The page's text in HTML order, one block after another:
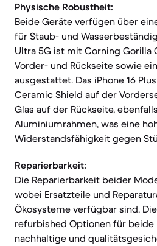
Physische Robustheit:
Beide Geräte verfügen über
für Staub- und
Ultra 5G ist mit Corning Gorilla
Vorder- und Rückseite sowie
ausgestattet. Das iPhone 16
Ceramic Shield auf der
Glas auf der Rückseite,
Aluminiumrahmen, was eine
Widerstandsfähigkeit gegen
Reparierbarkeit:
Die Reparierbarkeit beider
wobei Ersatzteile und
Ökosysteme verfügbar sind.
refurbished Optionen für
nachhaltige und